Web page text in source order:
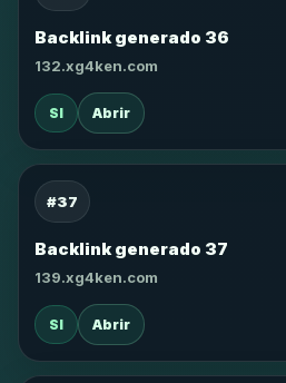
Backlink generado 36
132.xg4ken.com
SI Abrir
#37
Backlink generado 37
139.xg4ken.com
SI Abrir